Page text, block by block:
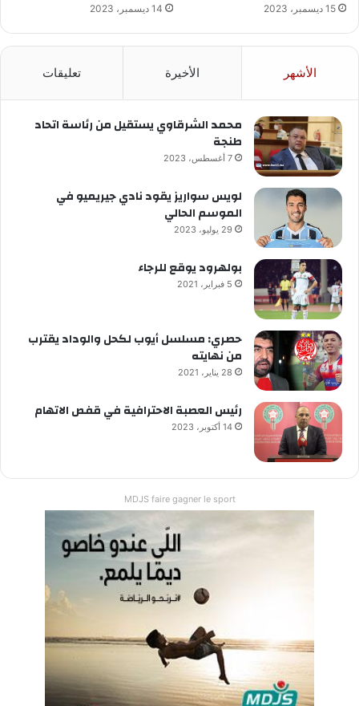
15 ديسمبر، 2023 14 ديسمبر، 2023
الأشهر الأخيرة تعليقات
محمد الشرقاوي يستقيل من رئاسة اتحاد
طنجة
7 أغسطس، 2023
لويس سواريز يقود نادي جيريميو في
الموسم الحالي
29 يوليو، 2023
بولهرود يوقع للرجاء
5 فبراير، 2021
حصري: مسلسل أيوب لكحل والوداد يقترب
من نهايته
28 يناير، 2021
رئيس العصبة الاحترافية في قفص الاتهام
14 أكتوبر، 2023
MDJS faire gagner le sport